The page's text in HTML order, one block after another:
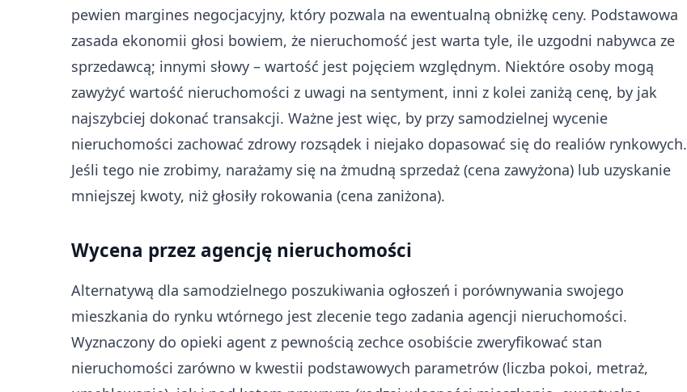
pewien margines negocjacyjny, który pozwala na ewentualną obniżkę ceny. Podstawowa
zasada ekonomii głosi bowiem, że nieruchomość jest warta tyle, ile uzgodni nabywca ze
sprzedawcą; innymi słowy – wartość jest pojęciem względnym. Niektóre osoby mogą
zawyżyć wartość nieruchomości z uwagi na sentyment, inni z kolei zaniżą cenę, by jak
najszybciej dokonać transakcji. Ważne jest więc, by przy samodzielnej wycenie
nieruchomości zachować zdrowy rozsądek i niejako dopasować się do realiów rynkowych.
Jeśli tego nie zrobimy, narażamy się na żmudną sprzedaż (cena zawyżona) lub uzyskanie
mniejszej kwoty, niż głosiły rokowania (cena zaniżona).
Wycena przez agencję nieruchomości
Alternatywą dla samodzielnego poszukiwania ogłoszeń i porównywania swojego
mieszkania do rynku wtórnego jest zlecenie tego zadania agencji nieruchomości.
Wyznaczony do opieki agent z pewnością zechce osobiście zweryfikować stan
nieruchomości zarówno w kwestii podstawowych parametrów (liczba pokoi, metraż,